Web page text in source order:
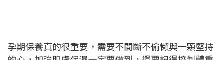
孕期保養真的很重要，需要不間斷不偷懶與一顆堅持